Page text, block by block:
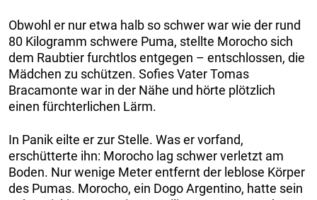
Obwohl er nur etwa halb so schwer war wie der rund
80 Kilogramm schwere Puma, stellte Morocho sich
dem Raubtier furchtlos entgegen – entschlossen, die
Mädchen zu schützen. Sofies Vater Tomas
Bracamonte war in der Nähe und hörte plötzlich
einen fürchterlichen Lärm.
In Panik eilte er zur Stelle. Was er vorfand,
erschütterte ihn: Morocho lag schwer verletzt am
Boden. Nur wenige Meter entfernt der leblose Körper
des Pumas. Morocho, ein Dogo Argentino, hatte sein